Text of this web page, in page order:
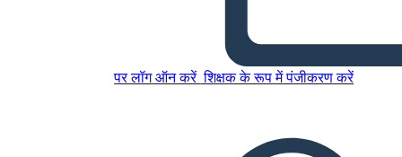
पर लॉग ऑन करें शिक्षक के रूप में पंजीकरण करें
Çizim Diyagramı